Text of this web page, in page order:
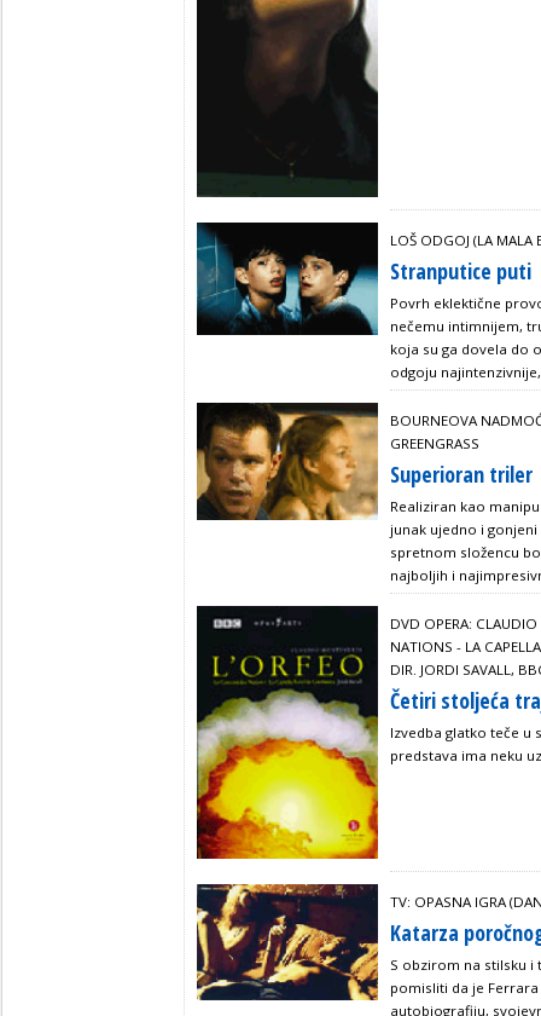
LOŠ ODGOJ (LA MALA
Stranputice puti
Povrh eklektične
nečemu intimnijem,
koja su ga dovela do
odgoju
BOURNEOVA
GREENGRASS
Superioran triler
Realiziran kao
junak ujedno i
spretnom složencu
najboljih i
DVD OPERA: CLAUDIO
NATIONS - LA
DIR. JORDI SAVALL,
Četiri stoljeća
Izvedba glatko teče u
predstava ima neku
TV: OPASNA IGRA
Katarza
S obzirom na stilsku
pomisliti da je
autobiografiju,